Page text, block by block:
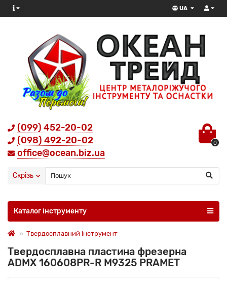
UA
(099) 452-20-02
(098) 492-20-02
office@ocean.biz.ua
0
Скрізь
Каталог інструменту
Твердосплавний інструмент
Твердосплавна пластина фрезерна
ADMX 160608PR-R M9325 PRAMET